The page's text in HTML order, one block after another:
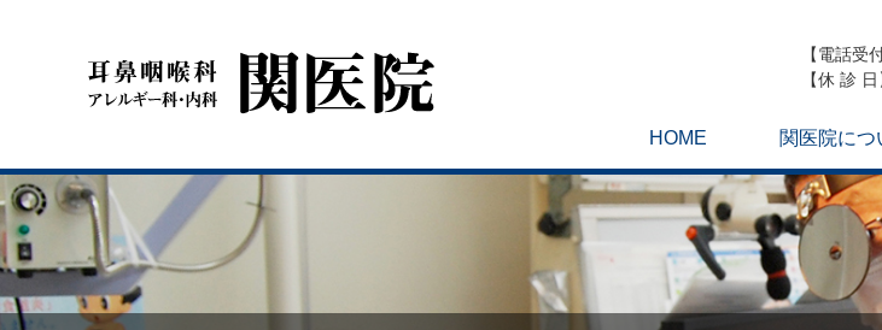
【電話受
【休 診
HOME 関医院につ